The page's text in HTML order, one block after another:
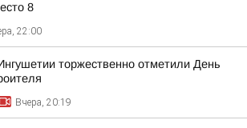
8
22:00
торжественно отметили День
Вчера, 20:19